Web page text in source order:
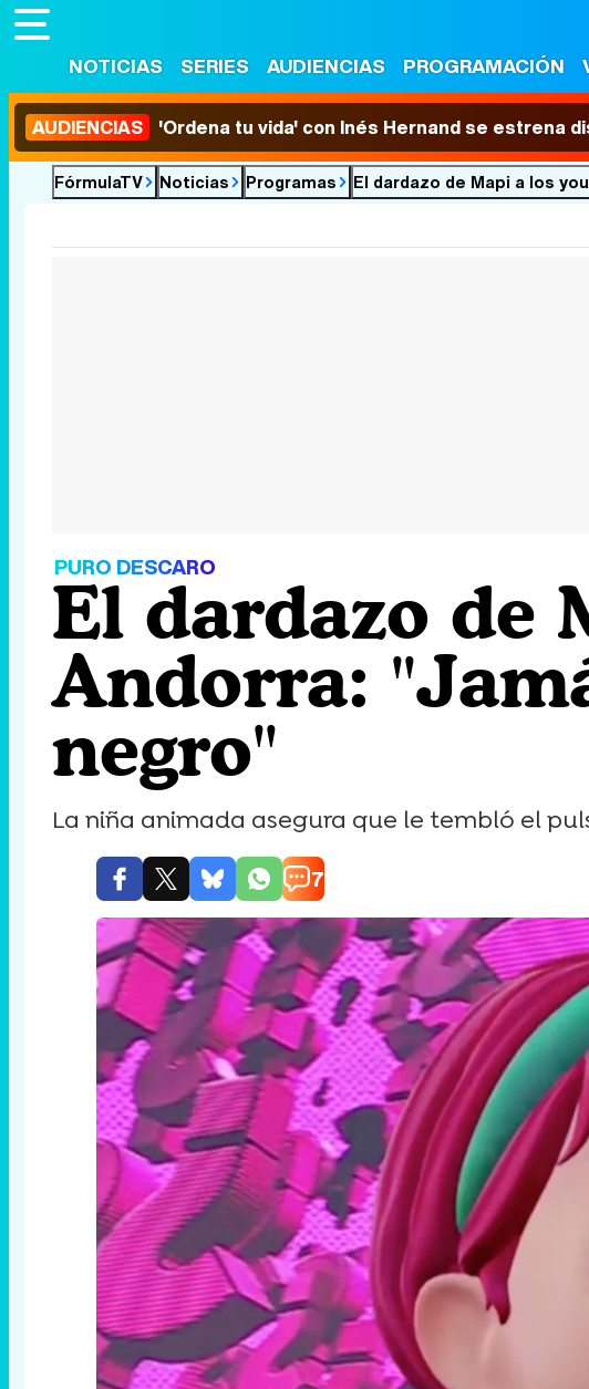
NOTICIAS SERIES AUDIENCIAS PROGRAMACIÓN
AUDIENCIAS 'Ordena tu vida' con Inés Hernand se estrena
FórmulaTV Noticias Programas El dardazo de Mapi a los
PURO DESCARO
El dardazo de
Andorra:
negro"
La niña animada asegura que le tembló el
7